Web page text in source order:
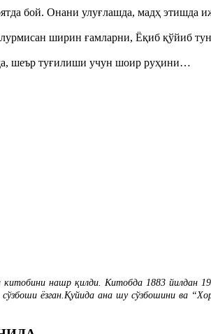
бой. Онани улуғлашда, мадҳ этишда
ширин ғамларни, Ёқиб қўйиб
шеър туғилиши учун шоир руҳини…
нашр қилди. Китобда 1883 йилдан
ёзган.Қуйида ана шу сўзбошини ва